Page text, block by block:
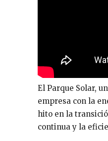
El Parque Solar,
empresa con la
hito en la
continua y la